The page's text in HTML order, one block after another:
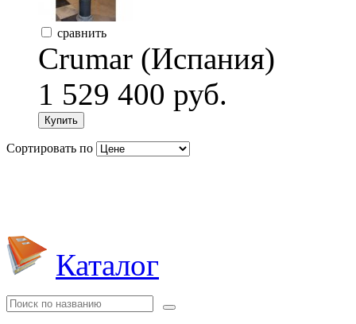
сравнить
Crumar (Испания)
1 529 400 руб.
Купить
Сортировать по
Каталог